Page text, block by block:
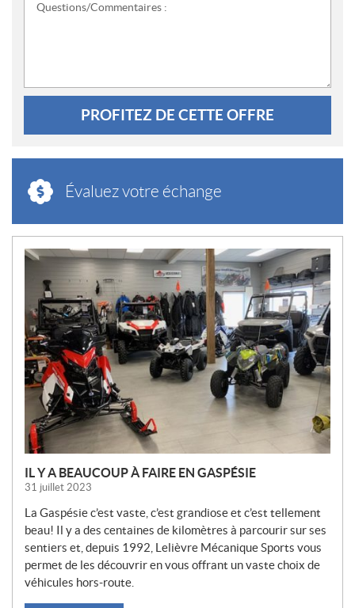
Questions/Commentaires :
PROFITEZ DE CETTE OFFRE
Évaluez votre échange
N
V
E
L
L
E
IL Y A BEAUCOUP À FAIRE EN GASPÉSIE
31 juillet 2023
La Gaspésie c’est vaste, c’est grandiose et c’est tellement
beau! Il y a des centaines de kilomètres à parcourir sur ses
sentiers et, depuis 1992, Lelièvre Mécanique Sports vous
permet de les découvrir en vous offrant un vaste choix de
véhicules hors-route.